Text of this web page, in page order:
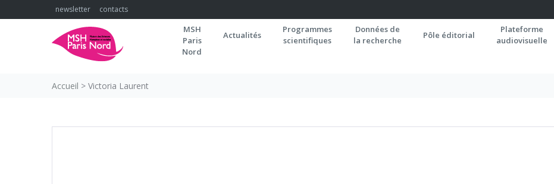
to
newsletter contacts
MSH
Paris
Nord
Actualités
Programmes
scientifiques
Données de
la recherche
Pôle éditorial
Plateforme
audiovisuelle
Accueil > Victoria Laurent